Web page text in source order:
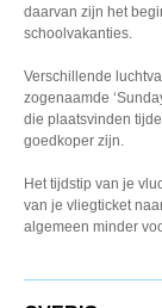
daarvan zijn het
schoolvakanties.
Verschillende
zogenaamde
die plaatsvinden
goedkoper zijn.
Het tijdstip van je
van je vliegticket
algemeen minder